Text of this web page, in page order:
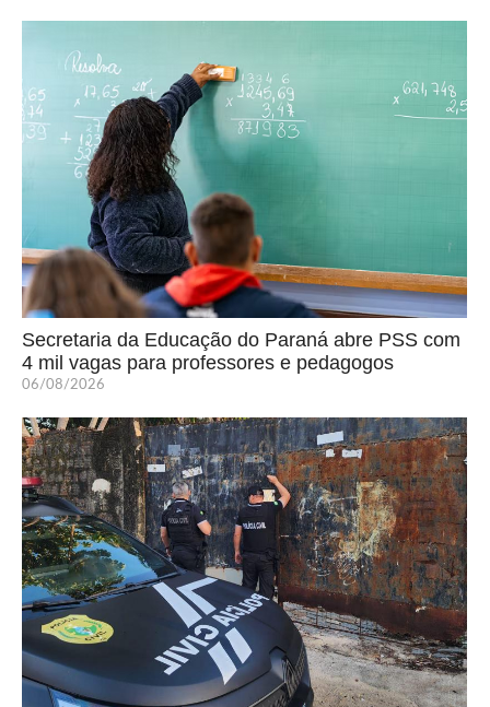
Secretaria da Educação do Paraná abre PSS com
4 mil vagas para professores e pedagogos
06/08/2026